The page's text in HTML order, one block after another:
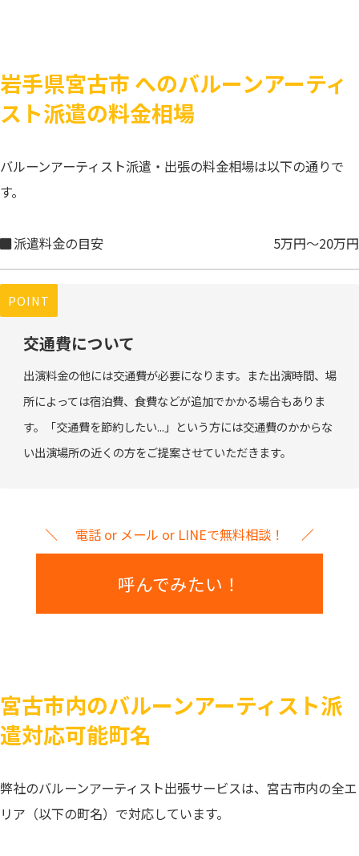
岩手県宮古市 へのバルーンアーティ
スト派遣の料金相場
バルーンアーティスト派遣・出張の料金相場は以下の通りで
す。
派遣料金の目安 5万円～20万円
POINT
交通費について
出演料金の他には交通費が必要になります。また出演時間、場
所によっては宿泊費、食費などが追加でかかる場合もありま
す。「交通費を節約したい...」という方には交通費のかからな
い出演場所の近くの方をご提案させていただきます。
電話 or メール or LINEで無料相談！
呼んでみたい！
宮古市内のバルーンアーティスト派
遣対応可能町名
弊社のバルーンアーティスト出張サービスは、宮古市内の全エ
リア（以下の町名）で対応しています。